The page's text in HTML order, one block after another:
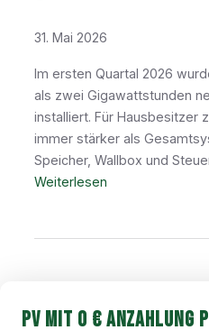
31. Mai 2026
Im ersten Quartal 2026
als zwei Gigawattstunden
installiert. Für Hausbesitzer
immer stärker als
Speicher, Wallbox und
Weiterlesen
r
PV mit 0 € Anzahlung